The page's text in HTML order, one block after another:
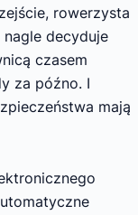
rowerzysta
decyduje
czasem
za późno. I
mają